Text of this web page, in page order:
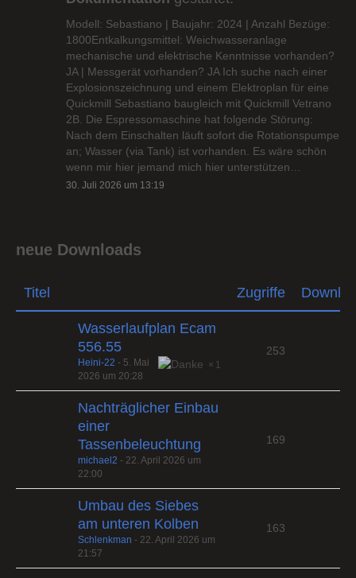
Modell: Sebastiano | Baujahr: 2024 | Anzahl Bezüge:
1800Entkalkungsmittel: Weichwasseranlage
mechanische und elektrische Kenntnisse vorhanden?
JA | Messgerät vorhanden? JA Ich suche nach einer
Explosionszeichnung und einem Elektroplan für eine
Quickmill Sebastiano baugleich mit Quickmill Vetrano
2B. Die Espressomaschine hat folgende Störung:
Nach dem Einschalten läuft sofort die Rotationspumpe
an; Wasser (via Tank) ist vorhanden. Es wäre schön
wenn mir hier jemand mich hier unterstützen…
30. Juli 2026 um 13:19
neue Downloads
Titel Zugriffe
Wasserlaufplan Ecam
556.55
1
Heini-22 - 5. Mai
2026 um 20:28
253
Nachträglicher Einbau
einer
Tassenbeleuchtung
michael2 - 22. April 2026 um
22:00
169
Umbau des Siebes
am unteren Kolben
Schlenkman - 22. April 2026 um
21:57
163